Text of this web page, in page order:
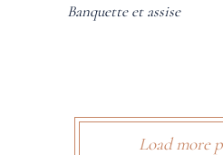
Banquette et assise
Load more